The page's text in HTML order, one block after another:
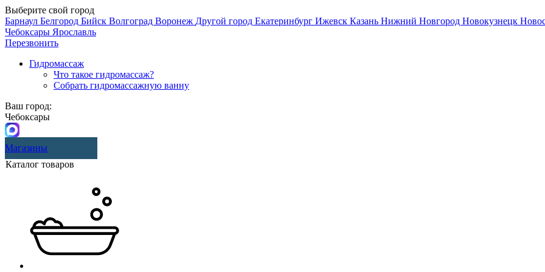
Выберите свой город
Барнаул Белгород Бийск Волгоград Воронеж Другой город Екатеринбург Ижевск Казань Нижний Новгород Новокузнецк
Чебоксары Ярославль
Перезвонить
Гидромассаж
Что такое гидромассаж?
Собрать гидромассажную ванну
Ваш город:
Чебоксары
Магазины
Каталог товаров